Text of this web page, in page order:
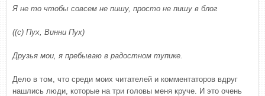
Я не то чтобы совсем не пишу, просто не пишу в блог
((с) Пух, Винни Пух)
Друзья мои, я пребываю в радостном тупике.
Дело в том, что среди моих читателей и комментаторов вдруг
нашлись люди, которые на три головы меня круче. И это очень